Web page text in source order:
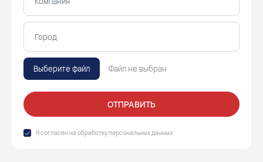
Выберите файл Файл не выбран
ОТПРАВИТЬ
Я согласен на обработкуперсональных данных